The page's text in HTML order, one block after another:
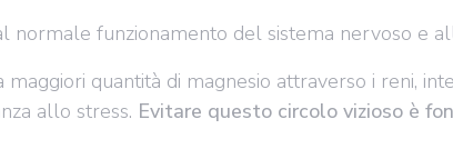
normale funzionamento del sistema nervoso e
quantità di magnesio attraverso i reni,
allo stress. Evitare questo circolo vizioso è